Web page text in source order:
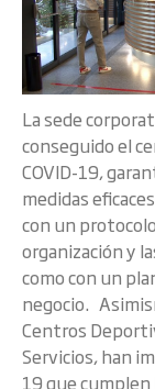
La sede
conseguido el
COVID-19,
medidas
con un
organización y
como con un
negocio.
Centros
Servicios, han
19 que cumplen